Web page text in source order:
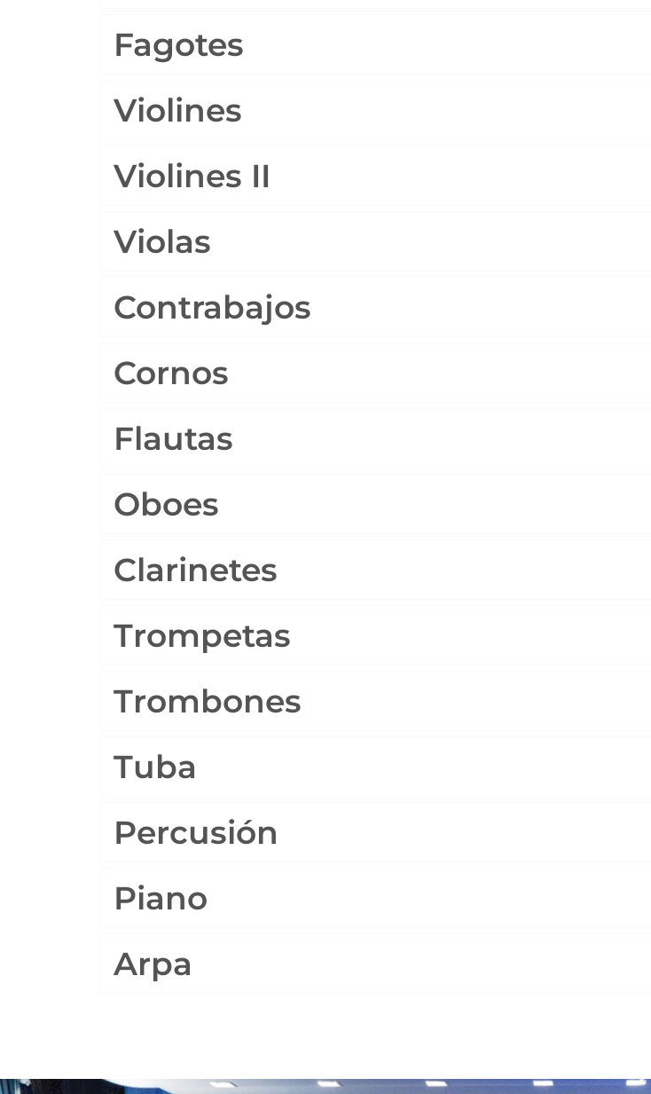
Fagotes
Violines
Violines II
Violas
Contrabajos
Cornos
Flautas
Oboes
Clarinetes
Trompetas
Trombones
Tuba
Percusión
Piano
Arpa